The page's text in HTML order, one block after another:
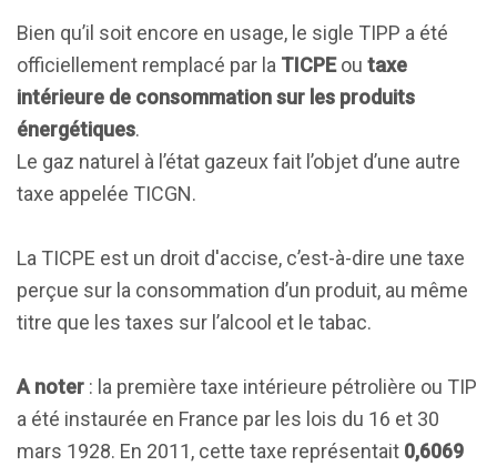
Bien qu’il soit encore en usage, le sigle TIPP a été
officiellement remplacé par la TICPEou taxe
intérieure de consommation sur les produits
énergétiques.
Le gaz naturel à l’état gazeux fait l’objet d’une autre
taxe appelée TICGN.
La TICPE est un droit d'accise, c’est-à-dire une taxe
perçue sur la consommation d’un produit, au même
titre que les taxes sur l’alcool et le tabac.
A noter : la première taxe intérieure pétrolière ou TIP
a été instaurée en France par les lois du 16 et 30
mars 1928. En 2011, cette taxe représentait 0,6069